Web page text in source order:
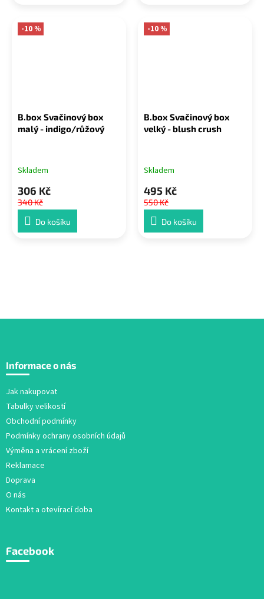
-10 %
B.box Svačinový box
malý - indigo/růžový
Skladem
306 Kč
340 Kč
Do košíku
-10 %
B.box Svačinový box
velký - blush crush
Skladem
495 Kč
550 Kč
Do košíku
p
Informace o nás
Jak nakupovat
Tabulky velikostí
Obchodní podmínky
Podmínky ochrany osobních údajů
Výměna a vrácení zboží
Reklamace
Doprava
O nás
Kontakt a otevírací doba
Facebook